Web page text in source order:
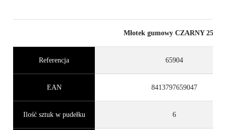
Młotek gumowy CZARNY 250 g.
Referencja 65904
EAN 8413797659047
Ilość sztuk w pudełku 6